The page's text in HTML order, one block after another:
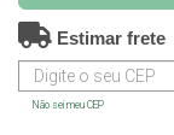
Estimar frete
Não sei meu CEP